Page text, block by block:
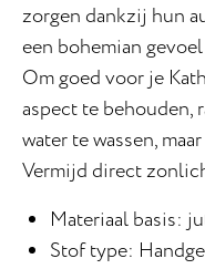
zorgen dankzij hun
een bohemian
Om goed voor je
aspect te behouden,
water te wassen,
Vermijd direct
Materiaal basis:
Stof type: